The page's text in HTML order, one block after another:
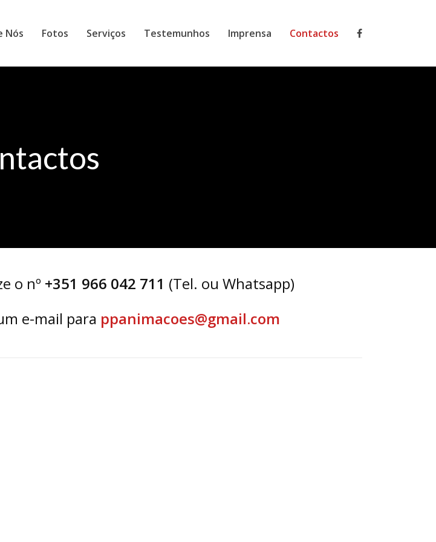
Nós Fotos Serviços Testemunhos Imprensa Contactos
o nº +351 966 042 711 (Tel. ou Whatsapp)
e-mail para ppanimacoes@gmail.com